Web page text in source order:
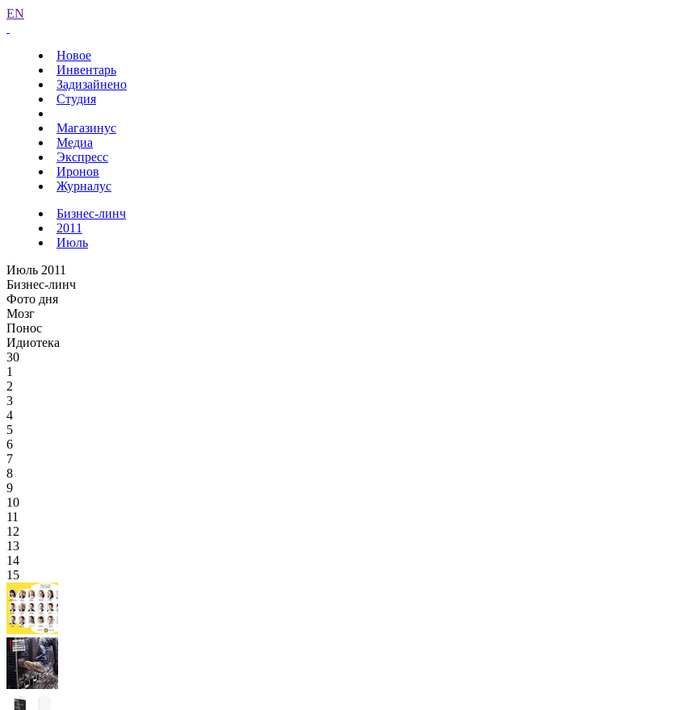
EN
Новое
Инвентарь
Задизайнено
Студия
Магазинус
Медиа
Экспресс
Иронов
Журналус
Бизнес-линч
2011
Июль
Июль 2011
Бизнес-линч
Фото дня
Мозг
Понос
Идиотека
30
1
2
3
4
5
6
7
8
9
10
11
12
13
14
15